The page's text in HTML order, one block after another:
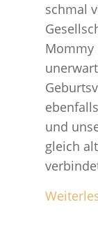
schmal
Mommy
und
gleich